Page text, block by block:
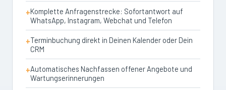
Komplette Anfragenstrecke: Sofortantwort auf
WhatsApp, Instagram, Webchat und Telefon
Terminbuchung direkt in Deinen Kalender oder Dein
CRM
Automatisches Nachfassen offener Angebote und
Wartungserinnerungen